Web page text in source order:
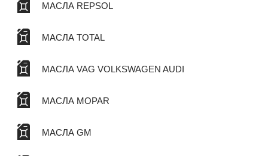
МАСЛА REPSOL
МАСЛА TOTAL
МАСЛА VAG VOLKSWAGEN AUDI
МАСЛА MOPAR
МАСЛА GM